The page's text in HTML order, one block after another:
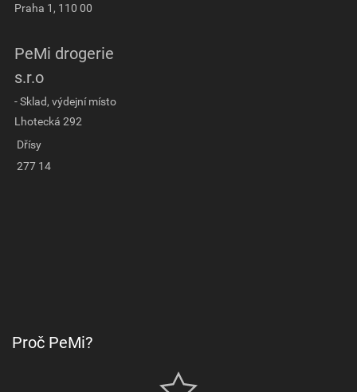
Praha 1, 110 00
PeMi drogerie
s.r.o
- Sklad, výdejní místo
Lhotecká 292
Dřísy
277 14
Proč PeMi?